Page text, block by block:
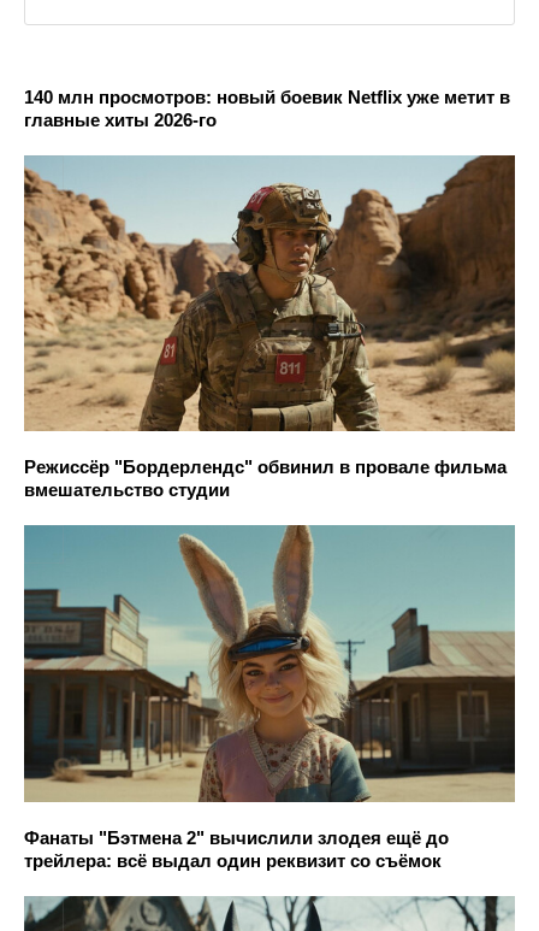
140 млн просмотров: новый боевик Netflix уже метит в
главные хиты 2026-го
Режиссёр "Бордерлендс" обвинил в провале фильма
вмешательство студии
Фанаты "Бэтмена 2" вычислили злодея ещё до
трейлера: всё выдал один реквизит со съёмок